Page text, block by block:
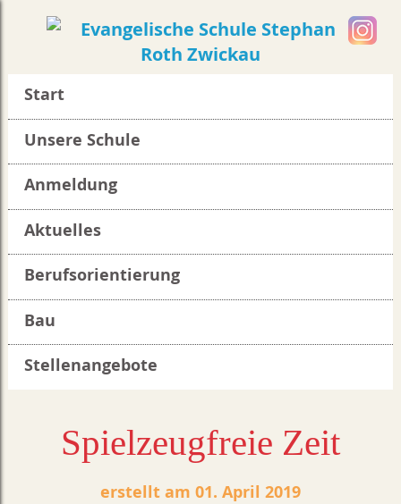
Start
Unsere Schule
Anmeldung
Aktuelles
Berufsorientierung
Bau
Stellenangebote
Spielzeugfreie Zeit
01. April 2019